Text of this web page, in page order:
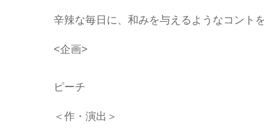
辛辣な毎日に、和みを与えるようなコント
<企画>
ピーチ
＜作・演出＞